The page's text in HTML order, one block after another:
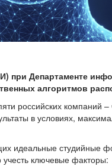
при Департаменте
алгоритмов
российских компаний
в условиях,
идеальные
ключевые факторы: